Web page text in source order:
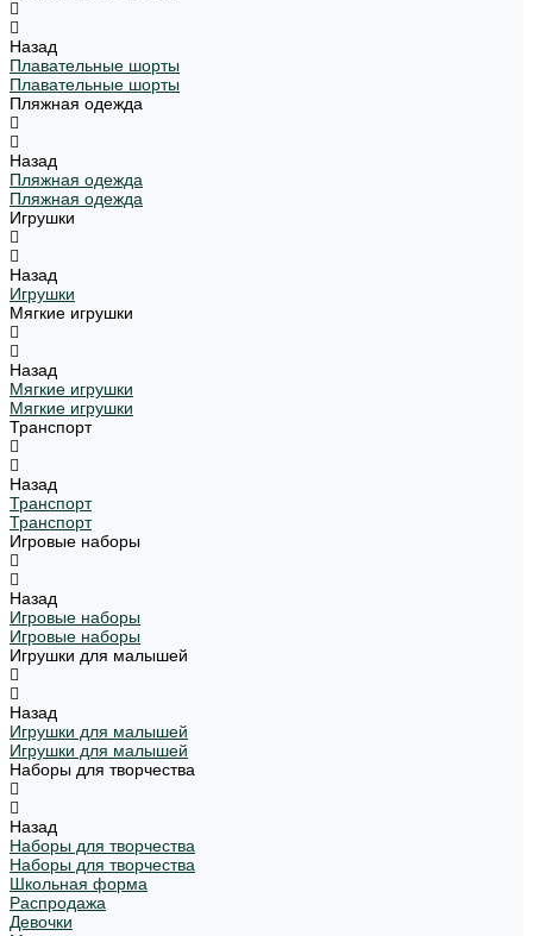
Назад
Плавательные шорты
Плавательные шорты
Пляжная одежда
Назад
Пляжная одежда
Пляжная одежда
Игрушки
Назад
Игрушки
Мягкие игрушки
Назад
Мягкие игрушки
Мягкие игрушки
Транспорт
Назад
Транспорт
Транспорт
Игровые наборы
Назад
Игровые наборы
Игровые наборы
Игрушки для малышей
Назад
Игрушки для малышей
Игрушки для малышей
Наборы для творчества
Назад
Наборы для творчества
Наборы для творчества
Школьная форма
Распродажа
Девочки